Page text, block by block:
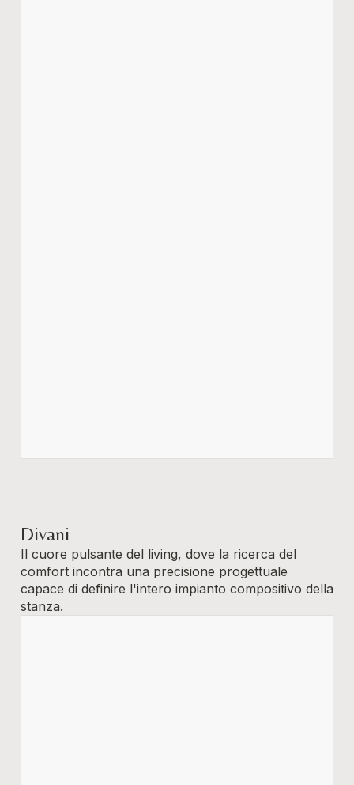
Divani
Il cuore pulsante del living, dove la ricerca del
comfort incontra una precisione progettuale
capace di definire l'intero impianto compositivo della
stanza.